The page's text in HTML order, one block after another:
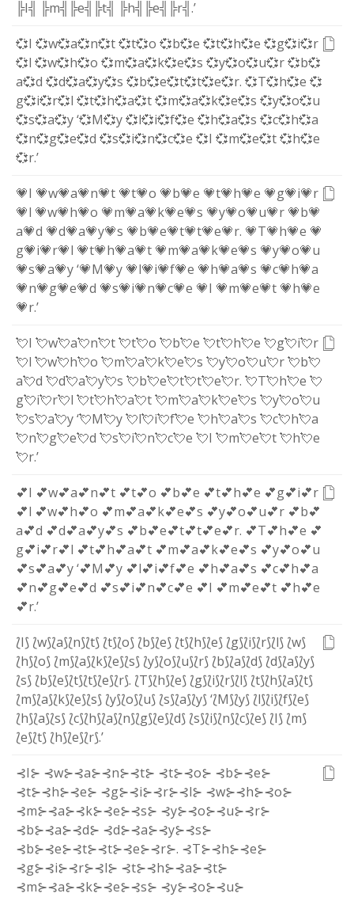
╠I╣
╠m╣ ╠e╣ ╠t╣ ╠h╣ ╠e╣ ╠r╣ .’
💞I 💞w💞a💞n💞t💞t💞o 💞b💞e 💞t💞h💞e 💞g💞i💞r
💞l 💞w💞h💞o 💞m💞a💞k💞e💞s 💞y💞o💞u💞r💞b💞
a💞d 💞d💞a💞y💞s 💞b💞e💞t💞t💞e💞r. 💞T💞h💞e 💞
g💞i💞r💞l 💞t💞h💞a💞t💞m💞a💞k💞e💞s 💞y💞o💞u
💞s💞a💞y‘💞M💞y💞l💞i💞f💞e 💞h💞a💞s 💞c💞h💞a
💞n💞g💞e💞d 💞s💞i💞n💞c💞e 💞I 💞m💞e💞t💞h💞e
💞r.’
💗I 💗w💗a💗n💗t 💗t💗o 💗b💗e 💗t💗h💗e 💗g💗i💗r
💗l 💗w💗h💗o 💗m💗a💗k💗e💗s 💗y💗o💗u💗r 💗b💗
a💗d 💗d💗a💗y💗s 💗b💗e💗t💗t💗e💗r. 💗T💗h💗e 💗
g💗i💗r💗l 💗t💗h💗a💗t 💗m💗a💗k💗e💗s 💗y💗o💗u
💗s💗a💗y‘💗M💗y 💗l💗i💗f💗e 💗h💗a💗s 💗c💗h💗a
💗n💗g💗e💗d 💗s💗i💗n💗c💗e 💗I 💗m💗e💗t 💗h💗e
💗r.’
💘I 💘w💘a💘n💘t💘t💘o 💘b💘e 💘t💘h💘e 💘g💘i💘r
💘l 💘w💘h💘o 💘m💘a💘k💘e💘s 💘y💘o💘u💘r💘b💘
a💘d 💘d💘a💘y💘s 💘b💘e💘t💘t💘e💘r. 💘T💘h💘e 💘
g💘i💘r💘l 💘t💘h💘a💘t💘m💘a💘k💘e💘s 💘y💘o💘u
💘s💘a💘y‘💘M💘y💘l💘i💘f💘e 💘h💘a💘s 💘c💘h💘a
💘n💘g💘e💘d 💘s💘i💘n💘c💘e 💘I 💘m💘e💘t💘h💘e
💘r.’
💕I 💕w💕a💕n💕t 💕t💕o 💕b💕e 💕t💕h💕e 💕g💕i💕r
💕l 💕w💕h💕o 💕m💕a💕k💕e💕s 💕y💕o💕u💕r 💕b💕
a💕d 💕d💕a💕y💕s 💕b💕e💕t💕t💕e💕r. 💕T💕h💕e 💕
g💕i💕r💕l 💕t💕h💕a💕t 💕m💕a💕k💕e💕s 💕y💕o💕u
💕s💕a💕y‘💕M💕y 💕l💕i💕f💕e 💕h💕a💕s 💕c💕h💕a
💕n💕g💕e💕d 💕s💕i💕n💕c💕e 💕I 💕m💕e💕t 💕h💕e
💕r.’
⟅I⟆ ⟅w⟆⟅a⟆⟅n⟆⟅t⟆ ⟅t⟆⟅o⟆ ⟅b⟆⟅e⟆ ⟅t⟆⟅h⟆⟅e⟆ ⟅g⟆⟅i⟆⟅r⟆⟅l⟆ ⟅w⟆
⟅h⟆⟅o⟆ ⟅m⟆⟅a⟆⟅k⟆⟅e⟆⟅s⟆ ⟅y⟆⟅o⟆⟅u⟆⟅r⟆ ⟅b⟆⟅a⟆⟅d⟆ ⟅d⟆⟅a⟆⟅y⟆
⟅s⟆ ⟅b⟆⟅e⟆⟅t⟆⟅t⟆⟅e⟆⟅r⟆. ⟅T⟆⟅h⟆⟅e⟆ ⟅g⟆⟅i⟆⟅r⟆⟅l⟆ ⟅t⟆⟅h⟆⟅a⟆⟅t⟆
⟅m⟆⟅a⟆⟅k⟆⟅e⟆⟅s⟆ ⟅y⟆⟅o⟆⟅u⟆ ⟅s⟆⟅a⟆⟅y⟆‘⟅M⟆⟅y⟆ ⟅l⟆⟅i⟆⟅f⟆⟅e⟆
⟅h⟆⟅a⟆⟅s⟆ ⟅c⟆⟅h⟆⟅a⟆⟅n⟆⟅g⟆⟅e⟆⟅d⟆ ⟅s⟆⟅i⟆⟅n⟆⟅c⟆⟅e⟆ ⟅I⟆ ⟅m⟆
⟅e⟆⟅t⟆ ⟅h⟆⟅e⟆⟅r⟆.’
⊰I⊱ ⊰w⊱⊰a⊱⊰n⊱⊰t⊱ ⊰t⊱⊰o⊱ ⊰b⊱⊰e⊱
⊰t⊱⊰h⊱⊰e⊱ ⊰g⊱⊰i⊱⊰r⊱⊰l⊱ ⊰w⊱⊰h⊱⊰o⊱
⊰m⊱⊰a⊱⊰k⊱⊰e⊱⊰s⊱ ⊰y⊱⊰o⊱⊰u⊱⊰r⊱
⊰b⊱⊰a⊱⊰d⊱ ⊰d⊱⊰a⊱⊰y⊱⊰s⊱
⊰b⊱⊰e⊱⊰t⊱⊰t⊱⊰e⊱⊰r⊱. ⊰T⊱⊰h⊱⊰e⊱
⊰g⊱⊰i⊱⊰r⊱⊰l⊱ ⊰t⊱⊰h⊱⊰a⊱⊰t⊱
⊰m⊱⊰a⊱⊰k⊱⊰e⊱⊰s⊱ ⊰y⊱⊰o⊱⊰u⊱